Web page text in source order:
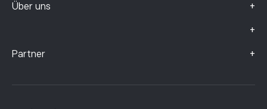
Über uns +
+
Partner +